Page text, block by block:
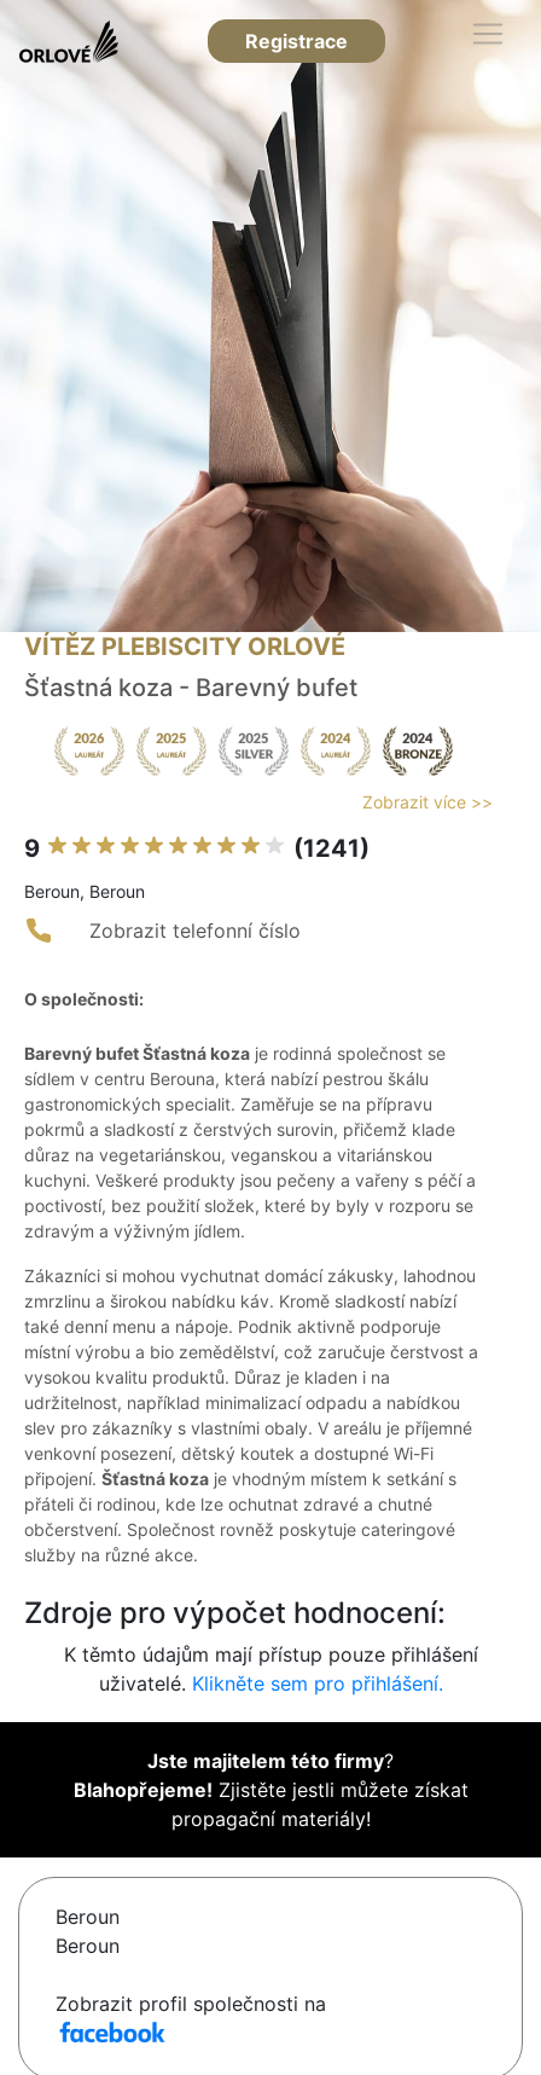
Registrace
VÍTĚZ PLEBISCITY ORLOVÉ
Šťastná koza - Barevný bufet
Zobrazit více >>
9 (1241)
Beroun, Beroun
Zobrazit telefonní číslo
O společnosti:
Barevný bufet Šťastná koza je rodinná společnost se
sídlem v centru Berouna, která nabízí pestrou škálu
gastronomických specialit. Zaměřuje se na přípravu
pokrmů a sladkostí z čerstvých surovin, přičemž klade
důraz na vegetariánskou, veganskou a vitariánskou
kuchyni. Veškeré produkty jsou pečeny a vařeny s péčí a
poctivostí, bez použití složek, které by byly v rozporu se
zdravým a výživným jídlem.
Zákazníci si mohou vychutnat domácí zákusky, lahodnou
zmrzlinu a širokou nabídku káv. Kromě sladkostí nabízí
také denní menu a nápoje. Podnik aktivně podporuje
místní výrobu a bio zemědělství, což zaručuje čerstvost a
vysokou kvalitu produktů. Důraz je kladen i na
udržitelnost, například minimalizací odpadu a nabídkou
slev pro zákazníky s vlastními obaly. V areálu je příjemné
venkovní posezení, dětský koutek a dostupné Wi-Fi
připojení. Šťastná koza je vhodným místem k setkání s
přáteli či rodinou, kde lze ochutnat zdravé a chutné
občerstvení. Společnost rovněž poskytuje cateringové
služby na různé akce.
Zdroje pro výpočet hodnocení:
K těmto údajům mají přístup pouze přihlášení
uživatelé. Klikněte sem pro přihlášení.
Jste majitelem této firmy?
Blahopřejeme! Zjistěte jestli můžete získat
propagační materiály!
Beroun
Beroun
Zobrazit profil společnosti na